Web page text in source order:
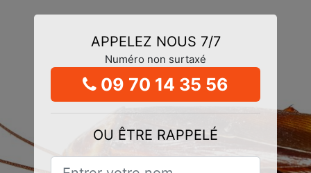
APPELEZ NOUS 7/7
Numéro non surtaxé
09 70 14 35 56
OU ÊTRE RAPPELÉ